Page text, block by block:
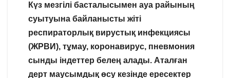
Күз мезгілі басталысымен ауа райының
суытуына байланысты жіті
респираторлық вирустық инфекциясы
(ЖРВИ), тұмау, коронавирус, пневмония
сынды індеттер белең алады. Аталған
дерт маусымдық өсу кезінде ересектер